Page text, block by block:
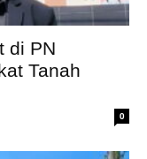
di PN
Tanah
0